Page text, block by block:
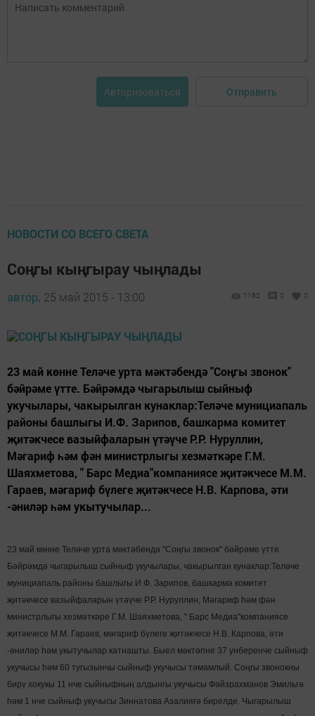
Авторизоваться Отправить
НОВОСТИ СО ВСЕГО СВЕТА
Соңгы кыңгырау чыңлады
автор, 25 май 2015 - 13:00 1162 0 0
23 май көнне Теләче урта мәктәбендә "Соңгы звонок"
бәйрәме үтте. Бәйрәмдә чыгарылыш сыйныф
укучылары, чакырылган кунаклар:Теләче мунициапаль
районы башлыгы И.Ф. Зарипов, башкарма комитет
җитәкчесе вазыйфаларын үтәүче Р.Р. Нуруллин,
Мәгариф һәм фән министрлыгы хезмәткәре Г.М.
Шаяхметова, " Барс Медиа"компаниясе җитәкчесе М.М.
Гараев, мәгариф бүлеге җитәкчесе Н.В. Карпова, әти
-әниләр һәм укытучылар...
23 май көнне Теләче урта мәктәбендә "Соңгы звонок" бәйрәме үтте.
Бәйрәмдә чыгарылыш сыйныф укучылары, чакырылган кунаклар:Теләче
мунициапаль районы башлыгы И.Ф. Зарипов, башкарма комитет
җитәкчесе вазыйфаларын үтәүче Р.Р. Нуруллин, Мәгариф һәм фән
министрлыгы хезмәткәре Г.М. Шаяхметова, " Барс Медиа"компаниясе
җитәкчесе М.М. Гараев, мәгариф бүлеге җитәкчесе Н.В. Карпова, әти
-әниләр һәм укытучылар катнашты. Быел мәктәпне 37 унберенче сыйныф
укучысы һәм 60 тугызынчы сыйныф укучысы тәмамлый. Соңгы звонокны
бирү хокукы 11 нче сыйныфның алдынгы укучысы Фәйзрахманов Эмильгә
һәм 1 нче сыйныф укучысы Зиннатова Азалиягә бирелде. Чыгарылыш